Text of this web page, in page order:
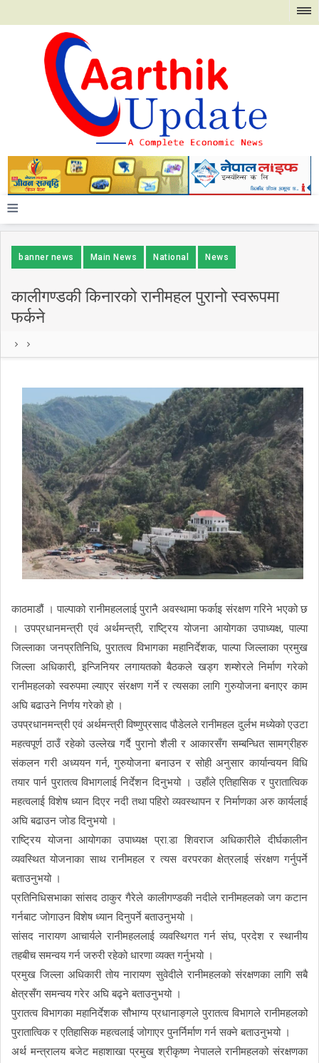
≡
banner news Main News National News
कालीगण्डकी किनारको रानीमहल पुरानो स्वरूपमा
फर्कने
काठमाडौं । पाल्पाको रानीमहललाई पुरानै अवस्थामा फर्काइ संरक्षण गरिने भएको छ
। उपप्रधानमन्त्री एवं अर्थमन्त्री, राष्ट्रिय योजना आयोगका उपाध्यक्ष, पाल्पा
जिल्लाका जनप्रतिनिधि, पुरातत्व विभागका महानिर्देशक, पाल्पा जिल्लाका प्रमुख
जिल्ला अधिकारी, इन्जिनियर लगायतको बैठकले खड्ग शम्शेरले निर्माण गरेको
रानीमहलको स्वरुपमा ल्याएर संरक्षण गर्ने र त्यसका लागि गुरुयोजना बनाएर काम
अघि बढाउने निर्णय गरेको हो ।
उपप्रधानमन्त्री एवं अर्थमन्त्री विष्णुप्रसाद पौडेलले रानीमहल दुर्लभ मध्येको एउटा
महत्वपूर्ण ठाउँ रहेको उल्लेख गर्दै पुरानो शैली र आकारसँग सम्बन्धित सामग्रीहरु
संकलन गरी अध्ययन गर्न, गुरुयोजना बनाउन र सोही अनुसार कार्यान्वयन विधि
तयार पार्न पुरातत्व विभागलाई निर्देशन दिनुभयो । उहाँले एतिहासिक र पुरातात्विक
महत्वलाई विशेष ध्यान दिएर नदी तथा पहिरो व्यवस्थापन र निर्माणका अरु कार्यलाई
अघि बढाउन जोड दिनुभयो ।
राष्ट्रिय योजना आयोगका उपाध्यक्ष प्रा.डा शिवराज अधिकारीले दीर्घकालीन
व्यवस्थित योजनाका साथ रानीमहल र त्यस वरपरका क्षेत्रलाई संरक्षण गर्नुपर्ने
बताउनुभयो ।
प्रतिनिधिसभाका सांसद ठाकुर गैरेले कालीगण्डकी नदीले रानीमहलको जग कटान
गर्नबाट जोगाउन विशेष ध्यान दिनुपर्ने बताउनुभयो ।
सांसद नारायण आचार्यले रानीमहललाई व्यवस्थिगत गर्न संघ, प्रदेश र स्थानीय
तहबीच समन्वय गर्न जरुरी रहेको धारणा व्यक्त गर्नुभयो ।
प्रमुख जिल्ला अधिकारी तोय नारायण सुवेदीले रानीमहलको संरक्षणका लागि सबै
क्षेत्रसँग समन्वय गरेर अघि बढ्ने बताउनुभयो ।
पुरातत्व विभागका महानिर्देशक सौभाग्य प्रधानाङ्गले पुरातत्व विभागले रानीमहलको
पुरातात्विक र एतिहासिक महत्वलाई जोगाएर पुनर्निर्माण गर्न सक्ने बताउनुभयो ।
अर्थ मन्त्रालय बजेट महाशाखा प्रमुख श्रीकृष्ण नेपालले रानीमहलको संरक्षणका